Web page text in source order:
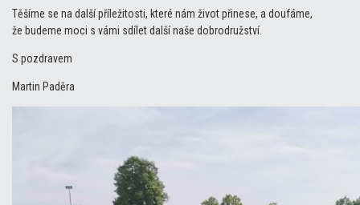
Těšíme se na další příležitosti, které nám život přinese, a doufáme,
že budeme moci s vámi sdílet další naše dobrodružství.
S pozdravem
Martin Paděra